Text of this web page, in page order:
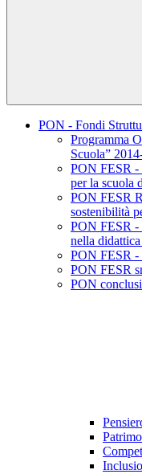
PON - Fondi
Programma
Scuola”
PON FESR
per la scuola
PON FESR
sostenibilità
PON FESR -
nella
PON FESR -
PON FESR
PON conclusi